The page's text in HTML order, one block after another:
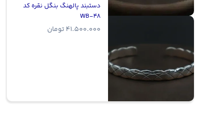
دستبند پالهنگ بنگل نقره کد
WB-48
41.500.000 تومان